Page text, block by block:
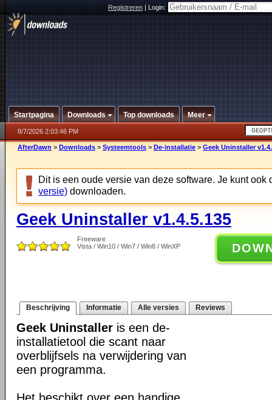
Registreren|Login:
Startpagina Downloads Top downloads Meer
8/7/2026 2:03:46 PM
AfterDawn > Downloads > Systeemtools > De-installatie > Geek Uninstaller
Dit is een oude versie van deze software. Je kunt ook
versie) downloaden.
Geek Uninstaller v1.4.5.135
Freeware
Vista / Win10 / Win7 / Win8 / WinXP
Beschrijving Informatie Alle versies Reviews
Geek Uninstaller is een de-
installatietool die scant naar
overblijfsels na verwijdering van
een programma.